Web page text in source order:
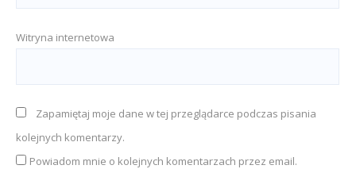
Witryna internetowa
Zapamiętaj moje dane w tej przeglądarce podczas pisania
kolejnych komentarzy.
Powiadom mnie o kolejnych komentarzach przez email.